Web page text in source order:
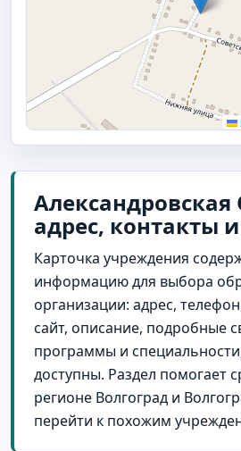
адрес, контакты
Карточка учреждения
информацию для выбора
организации: адрес,
сайт, описание, подробные
программы и
доступны. Раздел помогает
регионе Волгоград и
перейти к похожим